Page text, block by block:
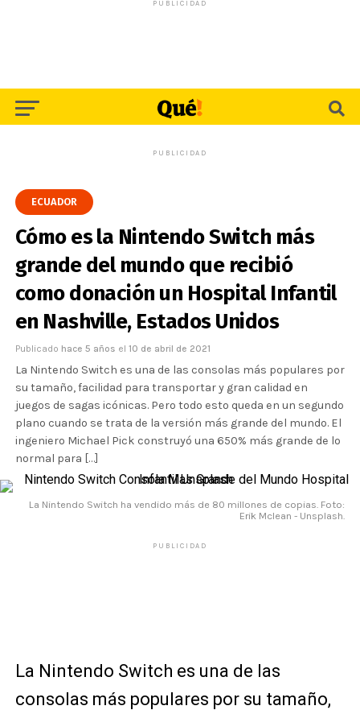
PUBLICIDAD
PUBLICIDAD
ECUADOR
Cómo es la Nintendo Switch más
grande del mundo que recibió
como donación un Hospital Infantil
en Nashville, Estados Unidos
Publicado hace 5 años el 10 de abril de 2021
La Nintendo Switch es una de las consolas más populares por
su tamaño, facilidad para transportar y gran calidad en
juegos de sagas icónicas. Pero todo esto queda en un segundo
plano cuando se trata de la versión más grande del mundo. El
ingeniero Michael Pick construyó una 650% más grande de lo
normal para […]
La Nintendo Switch ha vendido más de 80 millones de copias. Foto:
Erik Mclean - Unsplash.
PUBLICIDAD
La Nintendo Switch es una de las
consolas más populares por su tamaño,